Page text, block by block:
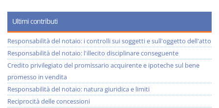
Ultimi contributi
Responsabilità del notaio: i controlli sui soggetti e sull'oggetto dell'atto
Responsabilità del notaio: l'illecito disciplinare conseguente
Credito privilegiato del promissario acquirente e ipoteche sul bene
promesso in vendita
Responsabilità del notaio: natura giuridica e limiti
Reciprocità delle concessioni